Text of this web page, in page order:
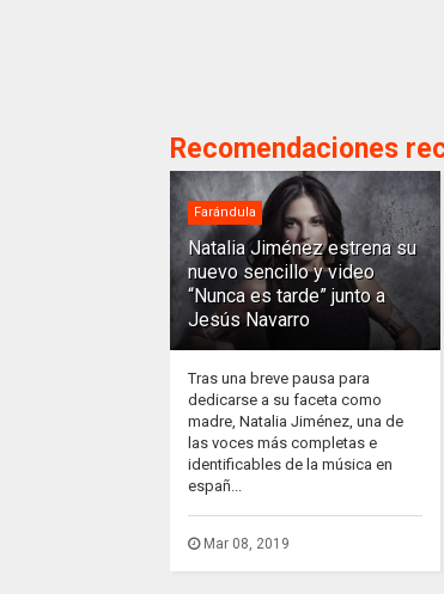
Recomendaciones
Farándula
Natalia Jiménez estrena su
nuevo sencillo y video
“Nunca es tarde” junto a
Jesús Navarro
Tras una breve pausa para
dedicarse a su faceta como
madre, Natalia Jiménez, una de
las voces más completas e
identificables de la música en
españ...
Mar 08, 2019